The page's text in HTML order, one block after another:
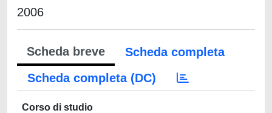
2006
Scheda breve
Scheda completa
Scheda completa (DC)
Corso di studio